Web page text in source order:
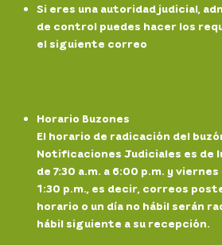
Si eres una autoridad judicial,
de control puedes hacer los
el siguiente correo
Horario Buzones
El horario de radicación del
Notificaciones Judiciales es de
de 7:30 a.m. a 6:00 p.m. y viernes
1:30 p.m., es decir, correos
horario o un día no hábil serán
hábil siguiente a su recepción.